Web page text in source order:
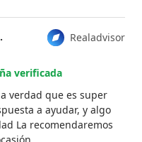
Realadvisor
verificada
verdad que es super
a ayudar, y algo
La recomendaremos